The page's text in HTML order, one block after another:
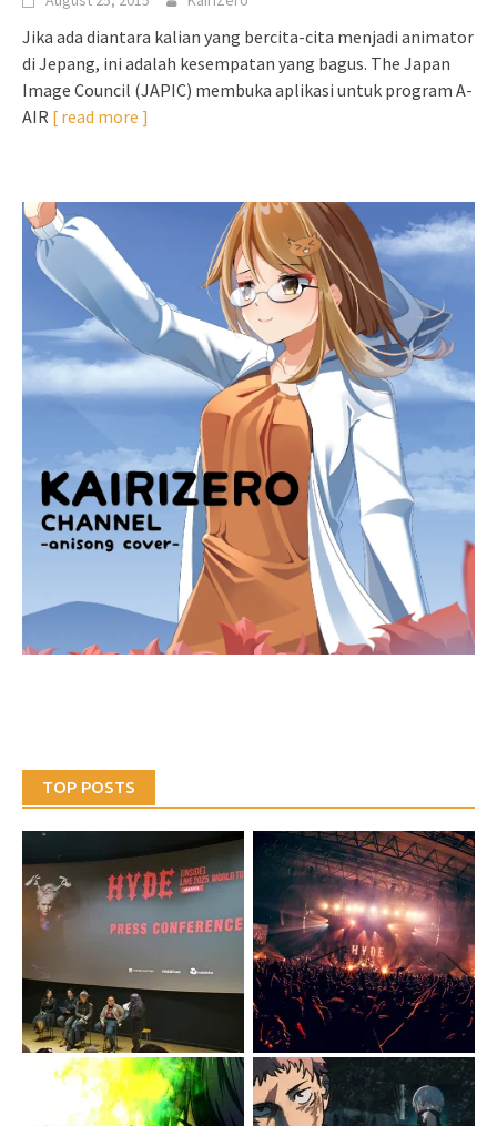
Jika ada diantara kalian yang bercita-cita menjadi animator
di Jepang, ini adalah kesempatan yang bagus. The Japan
Image Council (JAPIC) membuka aplikasi untuk program A-
AIR [ read more ]
TOP POSTS